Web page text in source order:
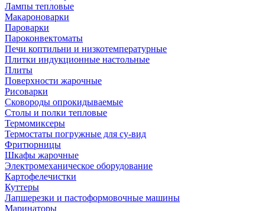
Лампы тепловые
Макароноварки
Пароварки
Пароконвектоматы
Печи коптильни и низкотемпературные
Плитки индукционные настольные
Плиты
Поверхности жарочные
Рисоварки
Сковороды опрокидываемые
Столы и полки тепловые
Термомиксеры
Термостаты погружные для су-вид
Фритюрницы
Шкафы жарочные
Электромеханическое оборудование
Картофелечистки
Куттеры
Лапшерезки и пастоформовочные машины
Маринаторы